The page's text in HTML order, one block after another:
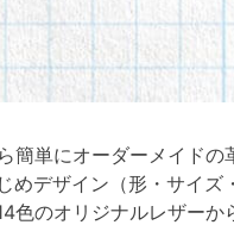
簡単にオーダーメイド
めデザイン（形・サイ
色のオリジナルレザー